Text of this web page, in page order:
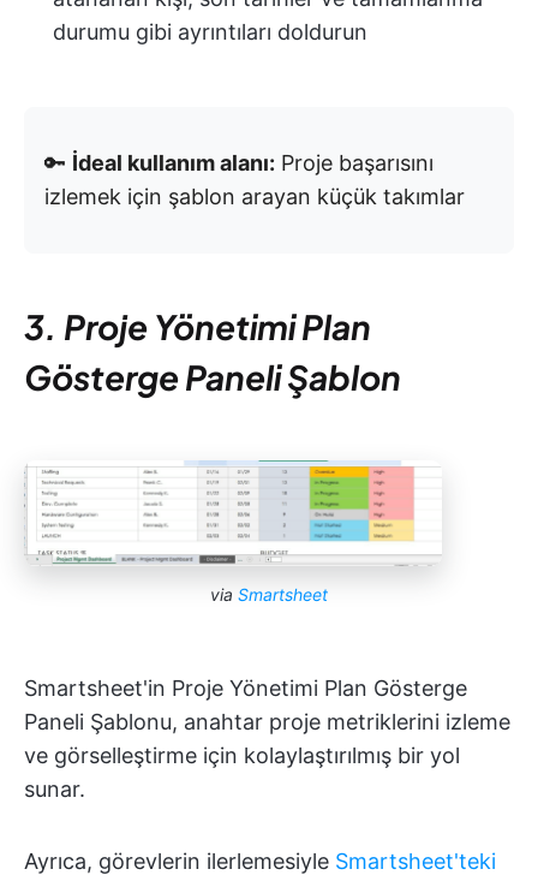
durumu gibi ayrıntıları doldurun
🔑 İdeal kullanım alanı: Proje başarısını
izlemek için şablon arayan küçük takımlar
3. Proje Yönetimi Plan
Gösterge Paneli Şablon
via Smartsheet
Smartsheet'in Proje Yönetimi Plan Gösterge
Paneli Şablonu, anahtar proje metriklerini izleme
ve görselleştirme için kolaylaştırılmış bir yol
sunar.
Ayrıca, görevlerin ilerlemesiyle Smartsheet'teki